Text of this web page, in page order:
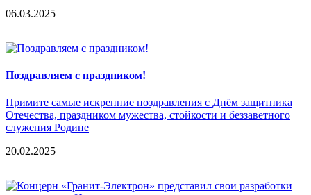
06.03.2025
Поздравляем с праздником!
Примите самые искренние поздравления с Днём защитника
Отечества, праздником мужества, стойкости и беззаветного
служения Родине
20.02.2025